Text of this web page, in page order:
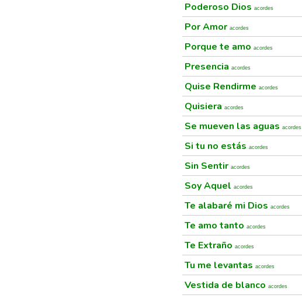
Poderoso Dios acordes
Por Amor acordes
Porque te amo acordes
Presencia acordes
Quise Rendirme acordes
Quisiera acordes
Se mueven las aguas acordes
Si tu no estás acordes
Sin Sentir acordes
Soy Aquel acordes
Te alabaré mi Dios acordes
Te amo tanto acordes
Te Extraño acordes
Tu me levantas acordes
Vestida de blanco acordes